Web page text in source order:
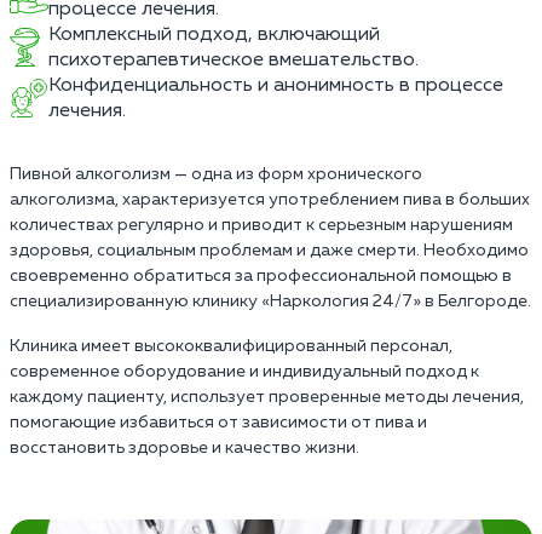
процессе лечения.
Комплексный подход, включающий
психотерапевтическое вмешательство.
Конфиденциальность и анонимность в процессе
лечения.
Пивной алкоголизм — одна из форм хронического
алкоголизма, характеризуется употреблением пива в больших
количествах регулярно и приводит к серьезным нарушениям
здоровья, социальным проблемам и даже смерти. Необходимо
своевременно обратиться за профессиональной помощью в
специализированную клинику «Наркология 24/7» в Белгороде.
Клиника имеет высококвалифицированный персонал,
современное оборудование и индивидуальный подход к
каждому пациенту, использует проверенные методы лечения,
помогающие избавиться от зависимости от пива и
восстановить здоровье и качество жизни.